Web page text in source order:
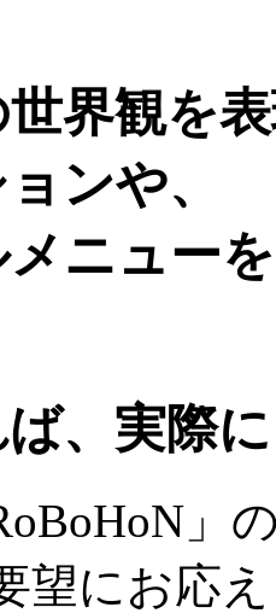
界観を
ンや、
ニュー
、実際
」
望にお応